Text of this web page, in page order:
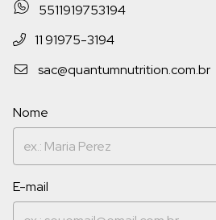
5511919753194
11 91975-3194
sac@quantumnutrition.com.br
Nome
E-mail